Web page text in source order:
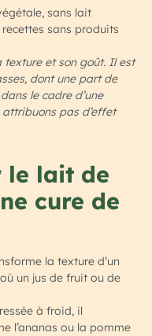
sans lait
sans produits
texture et son goût. Il est
dont une part de
le cadre d’une
pas d’effet
le lait de
cure de
la texture d’un
un jus de fruit ou de
à froid, il
l’ananas ou la pomme